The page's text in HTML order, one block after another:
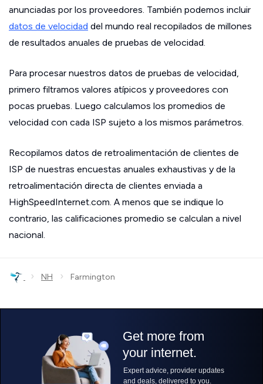
anunciadas por los proveedores. También podemos incluir
datos de velocidad del mundo real recopilados de millones
de resultados anuales de pruebas de velocidad.
Para procesar nuestros datos de pruebas de velocidad,
primero filtramos valores atípicos y proveedores con
pocas pruebas. Luego calculamos los promedios de
velocidad con cada ISP sujeto a los mismos parámetros.
Recopilamos datos de retroalimentación de clientes de
ISP de nuestras encuestas anuales exhaustivas y de la
retroalimentación directa de clientes enviada a
HighSpeedInternet.com. A menos que se indique lo
contrario, las calificaciones promedio se calculan a nivel
nacional.
› NH › Farmington